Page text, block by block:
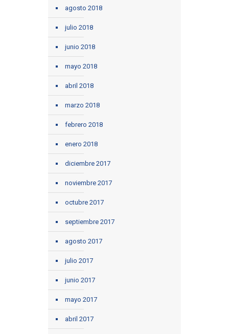
agosto 2018
julio 2018
junio 2018
mayo 2018
abril 2018
marzo 2018
febrero 2018
enero 2018
diciembre 2017
noviembre 2017
octubre 2017
septiembre 2017
agosto 2017
julio 2017
junio 2017
mayo 2017
abril 2017